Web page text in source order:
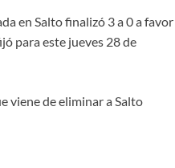
en Salto finalizó 3 a 0 a favor
para este jueves 28 de
viene de eliminar a Salto